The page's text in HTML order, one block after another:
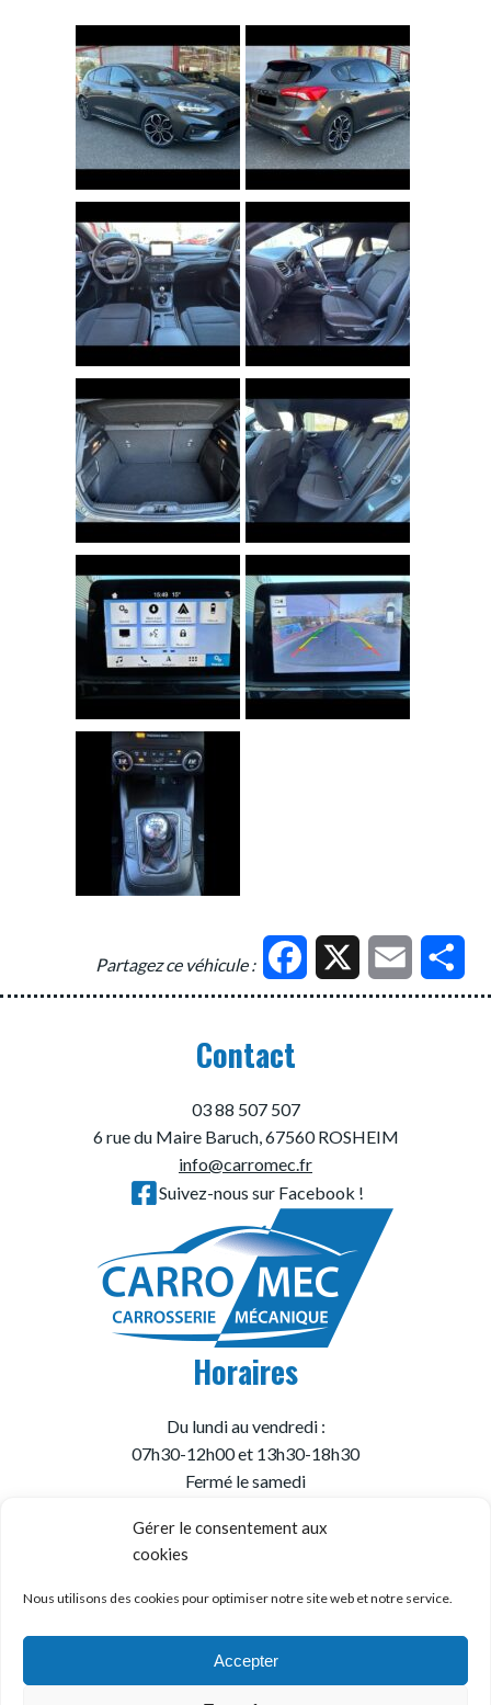
Gérer le consentement aux
cookies
Nous utilisons des cookies pour optimiser notre site web et notre service.
Accepter
Partagez ce véhicule : Facebook Email
Contact
03 88 507 507
6 rue du Maire Baruch, 67560 ROSHEIM
info@carromec.fr
Suivez-nous sur Facebook !
Horaires
Du lundi au vendredi :
07h30-12h00 et 13h30-18h30
Fermé le samedi
© Garage Carromec
Mentions Légales